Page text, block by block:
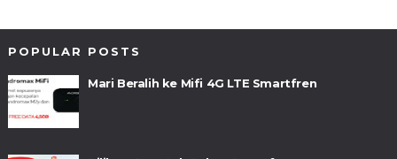
POPULAR POSTS
Mari Beralih ke Mifi 4G LTE Smartfren